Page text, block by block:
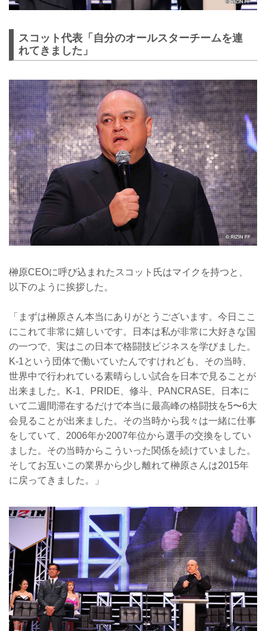
スコット代表「自分のオールスターチームを連
れてきました」
榊原CEOに呼び込まれたスコット氏はマイクを持つと、
以下のように挨拶した。
「まずは榊原さん本当にありがとうございます。今日ここ
にこれて非常に嬉しいです。日本は私が非常に大好きな国
の一つで、実はこの日本で格闘技ビジネスを学びました。
K-1という団体で働いていたんですけれども、その当時、
世界中で行われている素晴らしい試合を日本で見ることが
出来ました。K-1、PRIDE、修斗、PANCRASE。日本に
いて二週間滞在するだけで本当に最高峰の格闘技を5〜6大
会見ることが出来ました。その当時から我々は一緒に仕事
をしていて、2006年か2007年位から選手の交換をしてい
ました。その当時からこういった関係を続けていました。
そしてお互いこの業界から少し離れて榊原さんは2015年
に戻ってきました。」